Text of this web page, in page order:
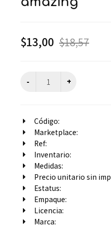
$13,00 $18,57
Código:
Marketplace:
Ref:
Inventario:
Medidas:
Precio unitario sin
Estatus:
Empaque:
Licencia:
Marca: